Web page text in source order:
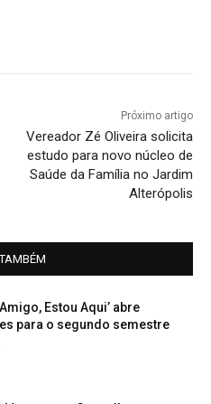
Próximo artigo
Vereador Zé Oliveira solicita
estudo para novo núcleo de
Saúde da Família no Jardim
Alterópolis
Estou Aqui’ abre
para o segundo semestre